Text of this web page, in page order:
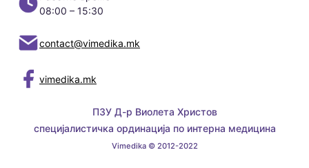
08:00 – 15:30
contact@vimedika.mk
vimedika.mk
ПЗУ Д-р Виолета Христов
специјалистичка ординација по интерна медицина
Vimedika © 2012-2022